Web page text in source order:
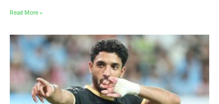
Read More »